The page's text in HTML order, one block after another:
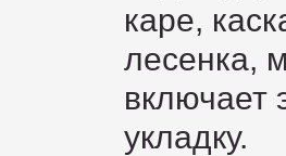
каре,
лесенка,
включает
укладку.